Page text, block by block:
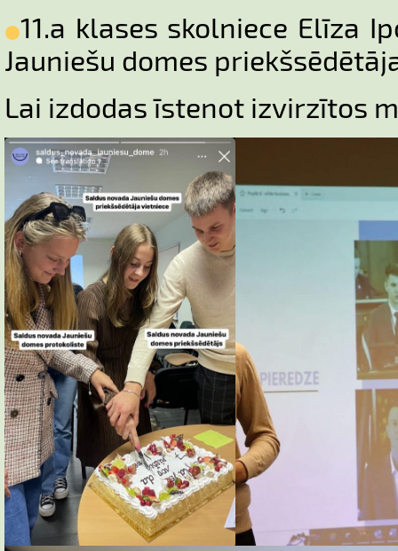
11.a klases skolniece Elīza
Jauniešu domes
Lai izdodas īstenot izvirzītos